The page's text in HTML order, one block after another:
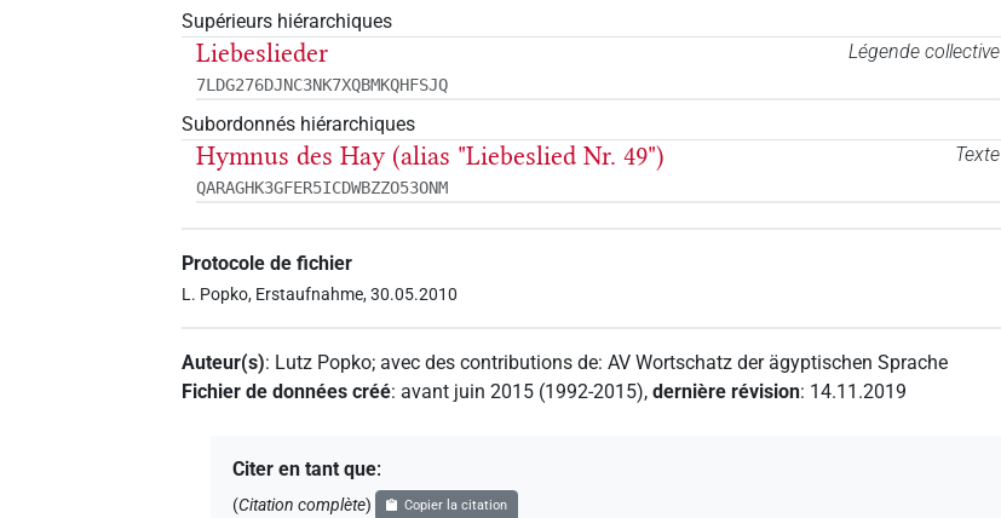
Supérieurs hiérarchiques
Légende collective
Liebeslieder
7LDG276DJNC3NK7XQBMKQHFSJQ
Subordonnés hiérarchiques
Texte
Hymnus des Hay (alias "Liebeslied Nr. 49")
QARAGHK3GFER5ICDWBZZO53ONM
Protocole de fichier
L. Popko, Erstaufnahme, 30.05.2010
Auteur(s): Lutz Popko;avec des contributions de:AV Wortschatz der ägyptischen Sprache
Fichier de données créé:avant juin 2015 (1992-2015),dernière révision: 14.11.2019
Citer en tant que:
(Citation complète) Copier la citation